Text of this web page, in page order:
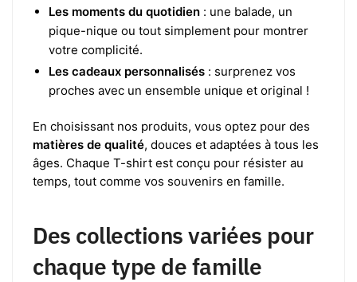
Les moments du quotidien : une balade, un
pique-nique ou tout simplement pour montrer
votre complicité.
Les cadeaux personnalisés : surprenez vos
proches avec un ensemble unique et original !
En choisissant nos produits, vous optez pour des
matières de qualité, douces et adaptées à tous les
âges. Chaque T-shirt est conçu pour résister au
temps, tout comme vos souvenirs en famille.
Des collections variées pour
chaque type de famille